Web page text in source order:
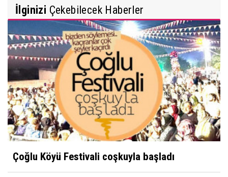
İlginizi Çekebilecek Haberler
Çoğlu Köyü Festivali coşkuyla başladı